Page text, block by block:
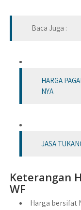
Baca Juga :
HARGA
NYA
JASA
Keterangan
WF
Harga bersifat